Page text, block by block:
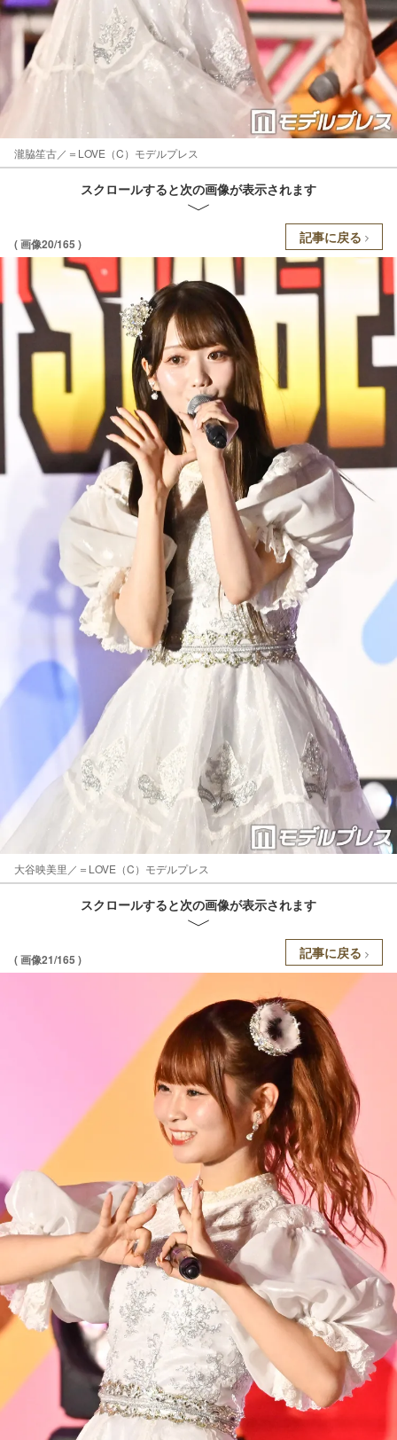
瀧脇笙古／＝LOVE（C）モデルプレス
スクロールすると次の画像が表示されます
( 画像20/165 ) 記事に戻る
大谷映美里／＝LOVE（C）モデルプレス
スクロールすると次の画像が表示されます
( 画像21/165 ) 記事に戻る